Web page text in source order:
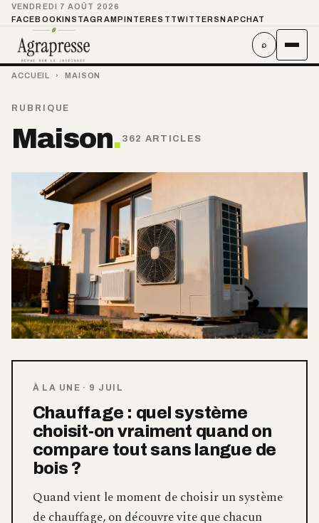
VENDREDI 7 AOÛT 2026
FACEBOOKINSTAGRAMPINTEREST TWITTER SNAPCHAT
⌕
ACCUEIL › MAISON
RUBRIQUE
Maison. 362 ARTICLES
À LA UNE · 9 JUIL
Chauffage : quel système
choisit-on vraiment quand on
compare tout sans langue de
bois ?
Quand vient le moment de choisir un système
de chauffage, on découvre vite que chacun